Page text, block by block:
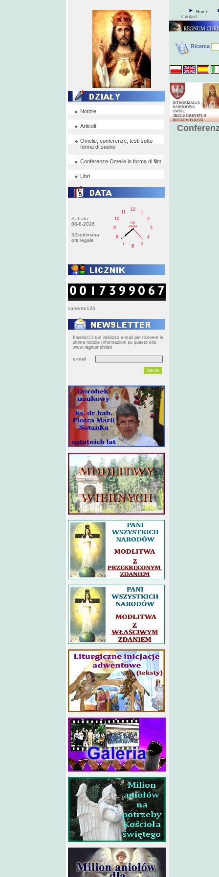
Notizie
Articoli
Omelie, conferenze, testi sotto
forma di suono
Conferenze Omelie in forma di film
Libri
Sabato
08-8-2026
32settimana
ora legale
1
2
3
4
5
6
7
8
9
10
11
12
PM
sobota
corrente126
Inserisci il tuo indirizzo e-mail per ricevere le
ultime notizie Informazioni su questo sito
www.regnumchristi
e-mail
Home
Contact
Ricerca